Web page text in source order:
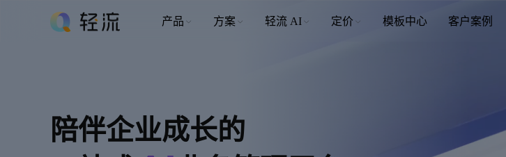
产品 方案 轻流 AI 定价 模板中心 客户案例
陪伴企业成长的